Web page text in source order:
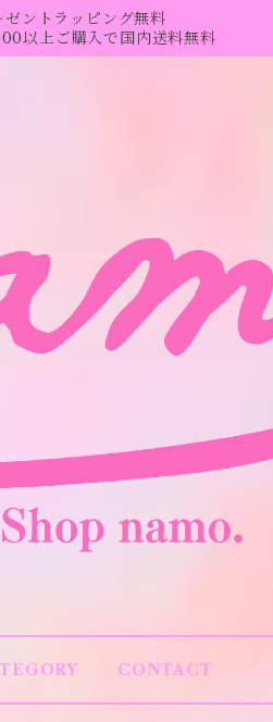
ゼントラッピング無料
以上ご購入で国内送料無料
CONTACT